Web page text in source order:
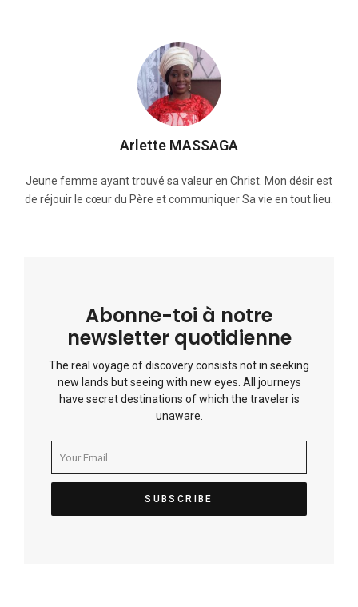
Arlette MASSAGA
Jeune femme ayant trouvé sa valeur en Christ. Mon désir est
de réjouir le cœur du Père et communiquer Sa vie en tout lieu.
Abonne-toi à notre
newsletter quotidienne
The real voyage of discovery consists not in seeking
new lands but seeing with new eyes. All journeys
have secret destinations of which the traveler is
unaware.